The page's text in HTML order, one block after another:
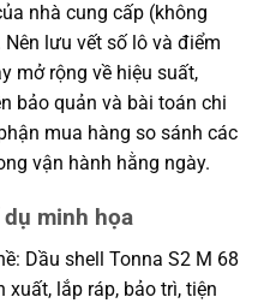
nhà cung cấp (không
Nên lưu vết số lô và điểm
mở rộng về hiệu suất,
bảo quản và bài toán chi
mua hàng so sánh các
vận hành hằng ngày.
minh họa
Dầu shell Tonna S2 M 68
lắp ráp, bảo trì, tiện